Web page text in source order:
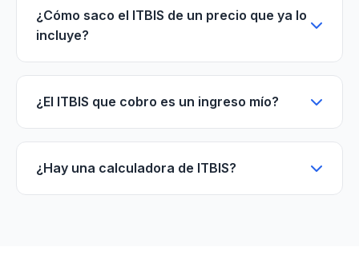
¿Cómo saco el ITBIS de un precio que ya lo
incluye?
¿El ITBIS que cobro es un ingreso mío?
¿Hay una calculadora de ITBIS?